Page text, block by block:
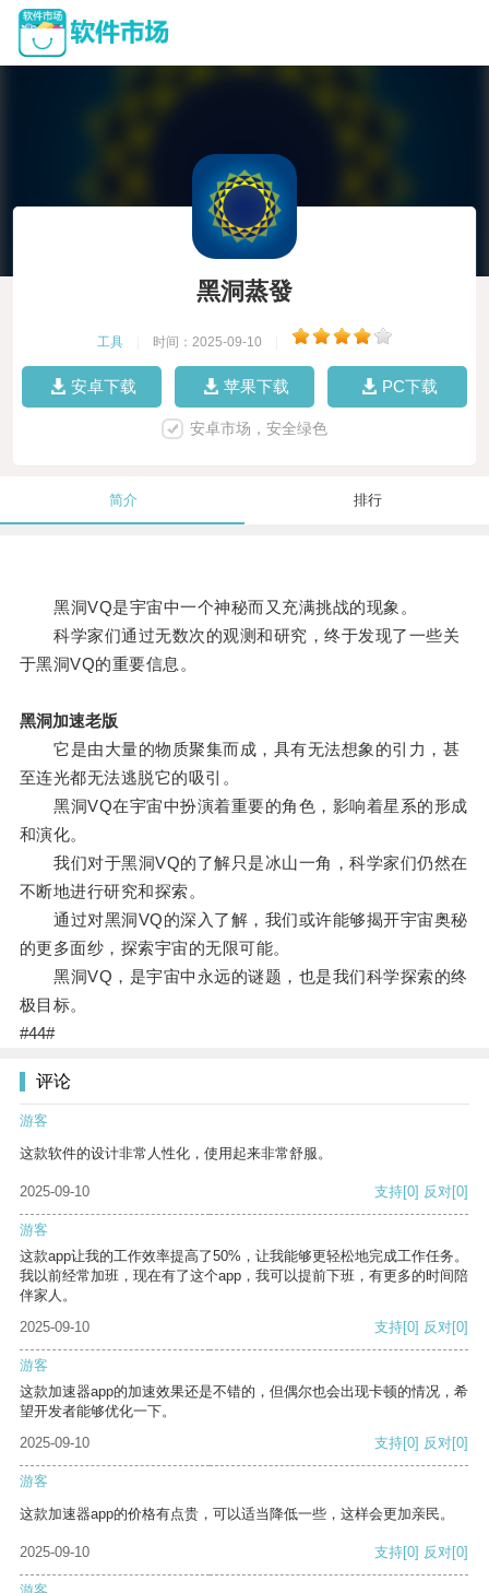
黑洞蒸發
工具 时间：2025-09-10
安卓下载 苹果下载 PC下载
安卓市场，安全绿色
简介 排行
黑洞VQ是宇宙中一个神秘而又充满挑战的现象。
科学家们通过无数次的观测和研究，终于发现了一些关
于黑洞VQ的重要信息。
黑洞加速老版
它是由大量的物质聚集而成，具有无法想象的引力，甚
至连光都无法逃脱它的吸引。
黑洞VQ在宇宙中扮演着重要的角色，影响着星系的形成
和演化。
我们对于黑洞VQ的了解只是冰山一角，科学家们仍然在
不断地进行研究和探索。
通过对黑洞VQ的深入了解，我们或许能够揭开宇宙奥秘
的更多面纱，探索宇宙的无限可能。
黑洞VQ，是宇宙中永远的谜题，也是我们科学探索的终
极目标。
#44#
评论
游客
这款软件的设计非常人性化，使用起来非常舒服。
2025-09-10 支持[0] 反对[0]
游客
这款app让我的工作效率提高了50%，让我能够更轻松地完成工作任务。
我以前经常加班，现在有了这个app，我可以提前下班，有更多的时间陪
伴家人。
2025-09-10
支持[0] 反对[0]
游客
这款加速器app的加速效果还是不错的，但偶尔也会出现卡顿的情况，希
望开发者能够优化一下。
2025-09-10
支持[0] 反对[0]
游客
这款加速器app的价格有点贵，可以适当降低一些，这样会更加亲民。
2025-09-10 支持[0] 反对[0]